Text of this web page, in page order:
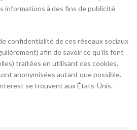
informations à des fins de publicité
confidentialité de ces réseaux sociaux
afin de savoir ce qu’ils font
traitées en utilisant ces cookies.
anonymisées autant que possible.
se trouvent aux États-Unis.